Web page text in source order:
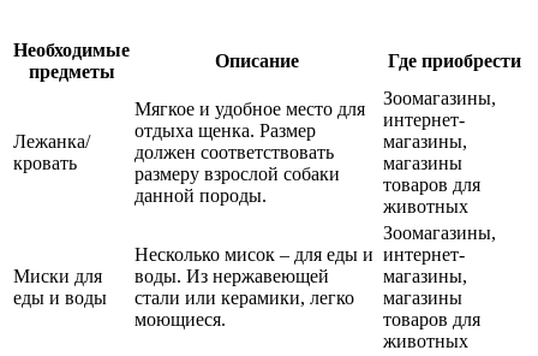
Необходимые
предметы
Описание Где приобрести
Лежанка/
кровать
Мягкое и удобное место для
отдыха щенка. Размер
должен соответствовать
размеру взрослой собаки
данной породы.
Зоомагазины,
интернет-
магазины,
магазины
товаров для
животных
Миски для
еды и воды
Несколько мисок – для еды и
воды. Из нержавеющей
стали или керамики, легко
моющиеся.
Зоомагазины,
интернет-
магазины,
магазины
товаров для
животных